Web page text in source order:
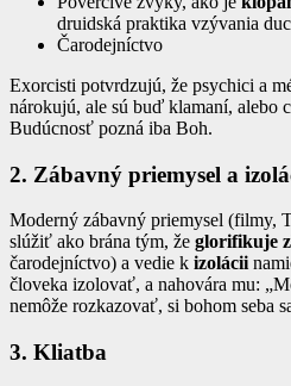
druidská praktika vzývania
Čarodejníctvo
Exorcisti potvrdzujú, že psychici a
nárokujú, ale sú buď klamaní, alebo
Budúcnosť pozná iba Boh.
2. Zábavný priemysel a
Moderný zábavný priemysel (filmy,
slúžiť ako brána tým, že glorifikuje
čarodejníctvo) a vedie k izolácii
človeka izolovať, a nahovára mu:
nemôže rozkazovať, si bohom seba
3. Kliatba